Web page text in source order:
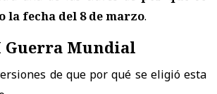
la fecha del 8 de marzo.
Guerra Mundial
de que por qué se eligió esta